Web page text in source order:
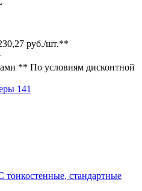
руб./шт.**
** По условиям дисконтной
141
тонкостенные, стандартные